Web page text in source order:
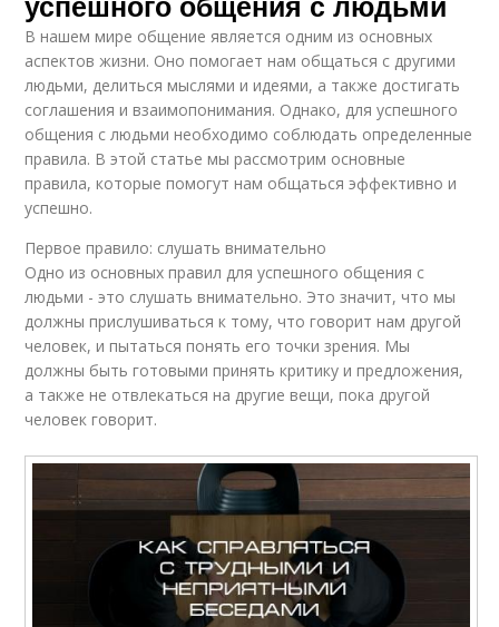
В нашем мире общение является одним из основных
аспектов жизни. Оно помогает нам общаться с другими
людьми, делиться мыслями и идеями, а также достигать
соглашения и взаимопонимания. Однако, для успешного
общения с людьми необходимо соблюдать определенные
правила. В этой статье мы рассмотрим основные
правила, которые помогут нам общаться эффективно и
успешно.
Первое правило: слушать внимательно
Одно из основных правил для успешного общения с
людьми - это слушать внимательно. Это значит, что мы
должны прислушиваться к тому, что говорит нам другой
человек, и пытаться понять его точки зрения. Мы
должны быть готовыми принять критику и предложения,
а также не отвлекаться на другие вещи, пока другой
человек говорит.